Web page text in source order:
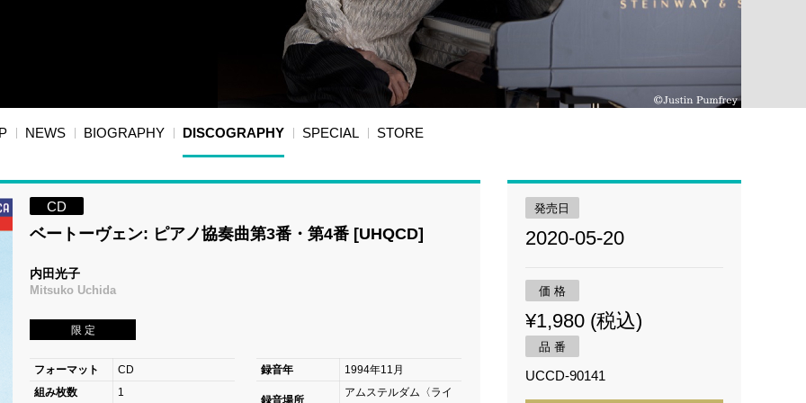
NEWS BIOGRAPHY DISCOGRAPHY SPECIAL STORE
CD
ベートーヴェン: ピアノ協奏曲第3番・第4番 [UHQCD]
内田光子
Mitsuko Uchida
限 定
フォーマット
CD
組み枚数
1
録音年 1994年11月
アムステルダム〈ライ
発売日
2020-05-20
価 格
¥1,980 (税込)
品 番
UCCD-90141